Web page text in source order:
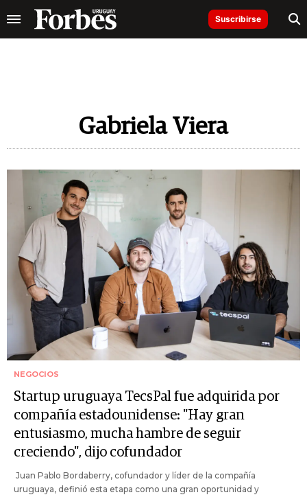
Suscribirse
Gabriela Viera
NEGOCIOS
Startup uruguaya TecsPal fue adquirida por
compañía estadounidense: "Hay gran
entusiasmo, mucha hambre de seguir
creciendo", dijo cofundador
Juan Pablo Bordaberry, cofundador y líder de la compañía
uruguaya, definió esta etapa como una gran oportunidad y